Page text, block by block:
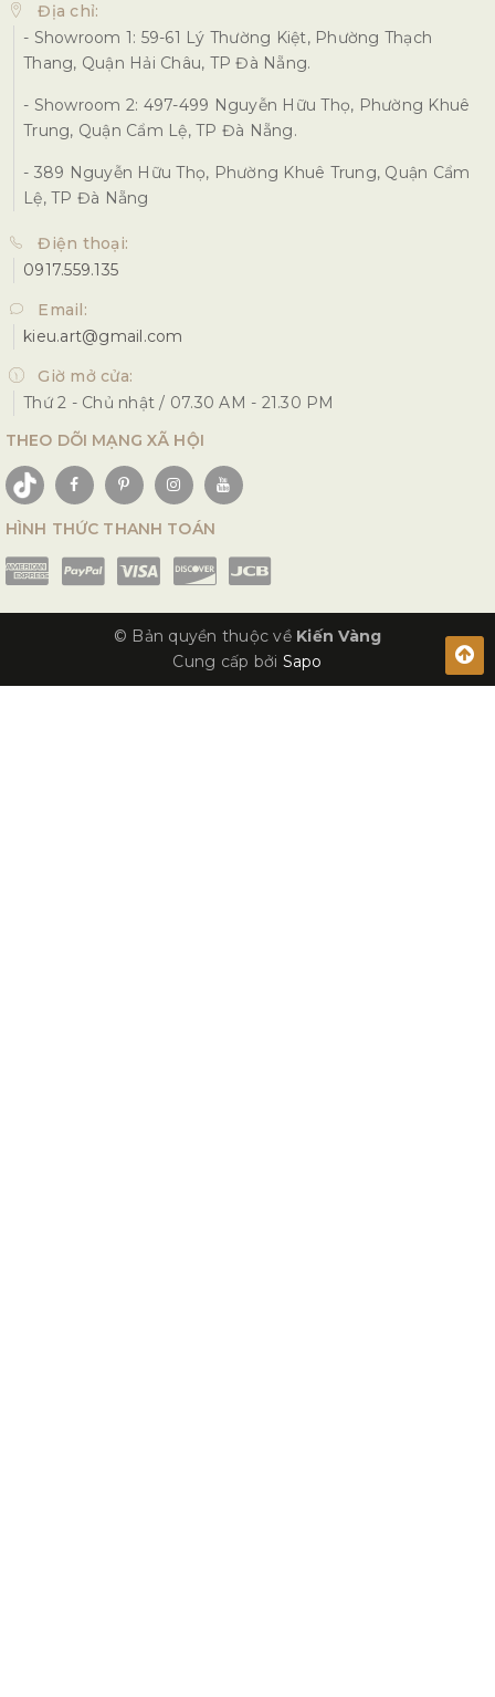
Địa chỉ:
- Showroom 1: 59-61 Lý Thường Kiệt, Phường Thạch
Thang, Quận Hải Châu, TP Đà Nẵng.
- Showroom 2: 497-499 Nguyễn Hữu Thọ, Phường Khuê
Trung, Quận Cẩm Lệ, TP Đà Nẵng.
- 389 Nguyễn Hữu Thọ, Phường Khuê Trung, Quận Cẩm
Lệ, TP Đà Nẵng
Điện thoại:
0917.559.135
Email:
kieu.art@gmail.com
Giờ mở cửa:
Thứ 2 - Chủ nhật / 07.30 AM - 21.30 PM
THEO DÕI MẠNG XÃ HỘI
HÌNH THỨC THANH TOÁN
© Bản quyền thuộc về Kiến Vàng
Cung cấp bởi Sapo